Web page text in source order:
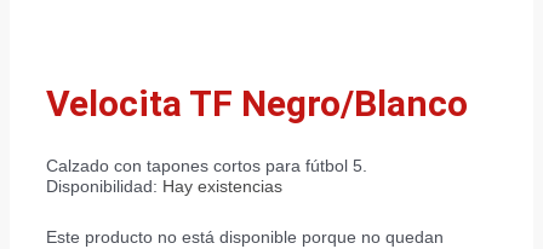
Velocita TF Negro/Blanco
Calzado con tapones cortos para fútbol 5.
Disponibilidad: Hay existencias
Este producto no está disponible porque no quedan